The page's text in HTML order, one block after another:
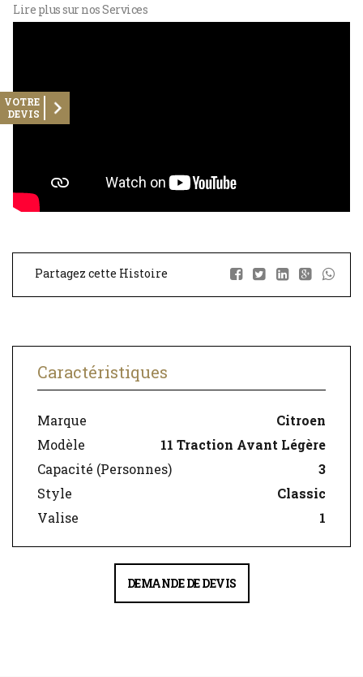
VOTRE
DEVIS
Lire plus sur nos Services
Partagez cette Histoire
Caractéristiques
Marque
Citroen
Modèle
11 Traction Avant Légère
Capacité (Personnes)
3
Style
Classic
Valise
1
DEMANDE DE DEVIS